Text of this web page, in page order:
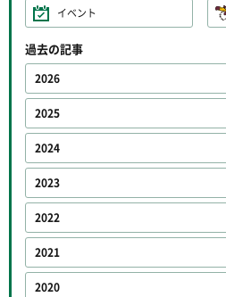
イベント
過去の記事
2026
2025
2024
2023
2022
2021
2020